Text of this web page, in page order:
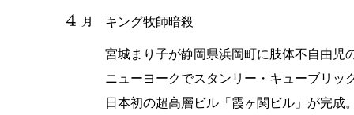
キング牧師暗殺
宮城まり子が静岡県浜岡町に肢体不自由児
ニューヨークでスタンリー・キューブリッ
日本初の超高層ビル「霞ヶ関ビル」が完成